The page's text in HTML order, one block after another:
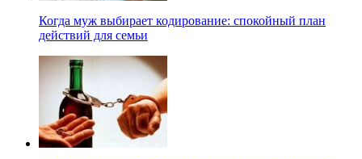
Когда муж выбирает кодирование: спокойный план
действий для семьи